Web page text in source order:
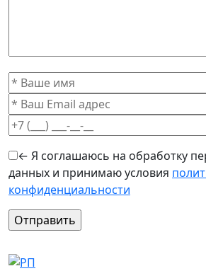
← Я соглашаюсь на обработку
данных и принимаю условия
конфиденциальности
Оставьте это поле пустым.